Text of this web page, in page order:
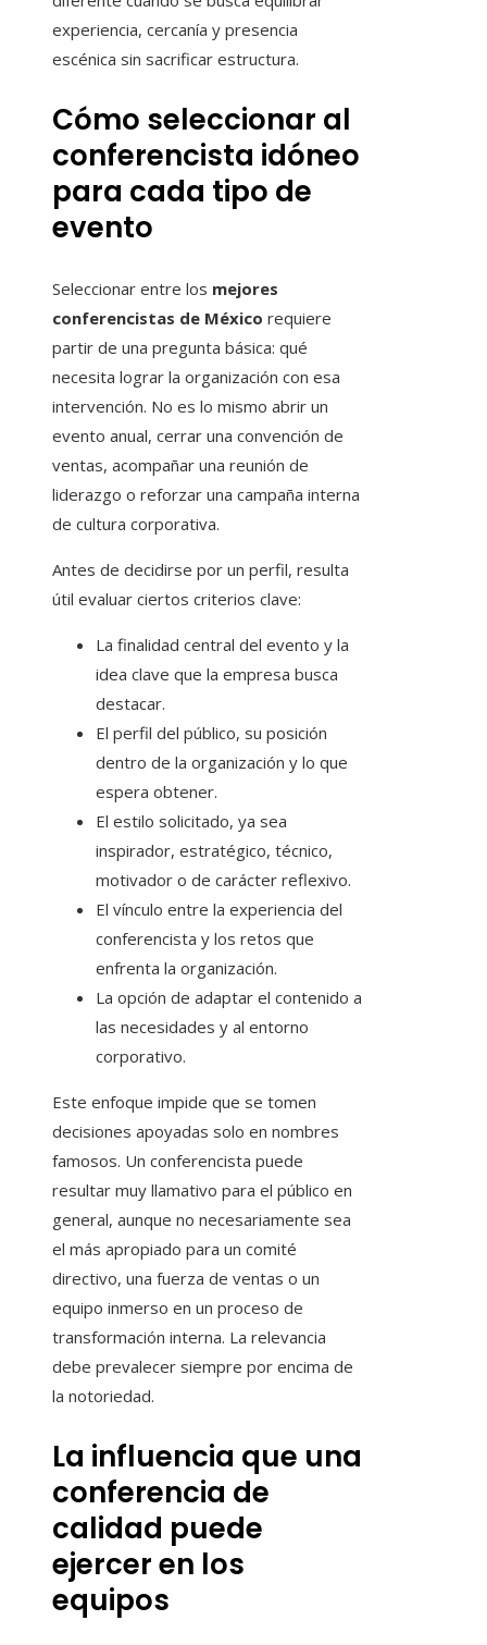
experiencia, cercanía y presencia
escénica sin sacrificar estructura.
Cómo seleccionar al
conferencista idóneo
para cada tipo de
evento
Seleccionar entre los mejores
conferencistas de México requiere
partir de una pregunta básica: qué
necesita lograr la organización con esa
intervención. No es lo mismo abrir un
evento anual, cerrar una convención de
ventas, acompañar una reunión de
liderazgo o reforzar una campaña interna
de cultura corporativa.
Antes de decidirse por un perfil, resulta
útil evaluar ciertos criterios clave:
La finalidad central del evento y la
idea clave que la empresa busca
destacar.
El perfil del público, su posición
dentro de la organización y lo que
espera obtener.
El estilo solicitado, ya sea
inspirador, estratégico, técnico,
motivador o de carácter reflexivo.
El vínculo entre la experiencia del
conferencista y los retos que
enfrenta la organización.
La opción de adaptar el contenido a
las necesidades y al entorno
corporativo.
Este enfoque impide que se tomen
decisiones apoyadas solo en nombres
famosos. Un conferencista puede
resultar muy llamativo para el público en
general, aunque no necesariamente sea
el más apropiado para un comité
directivo, una fuerza de ventas o un
equipo inmerso en un proceso de
transformación interna. La relevancia
debe prevalecer siempre por encima de
la notoriedad.
La influencia que una
conferencia de
calidad puede
ejercer en los
equipos